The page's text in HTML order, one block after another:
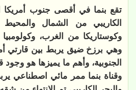
تقع بنما في أقصى جنوب أمريكا
الكاريبي من الشمال
وكوستاريكا من الغرب،
وهي برزخ ضيق يربط بين قارتي
الجنوبية، وأهم ما يميزها هو وجود
وقناة بنما ممر مائي اصطناعي